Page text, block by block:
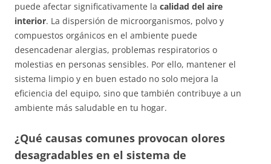
puede afectar significativamente la calidad del aire
interior. La dispersión de microorganismos, polvo y
compuestos orgánicos en el ambiente puede
desencadenar alergias, problemas respiratorios o
molestias en personas sensibles. Por ello, mantener el
sistema limpio y en buen estado no solo mejora la
eficiencia del equipo, sino que también contribuye a un
ambiente más saludable en tu hogar.
¿Qué causas comunes provocan olores
desagradables en el sistema de